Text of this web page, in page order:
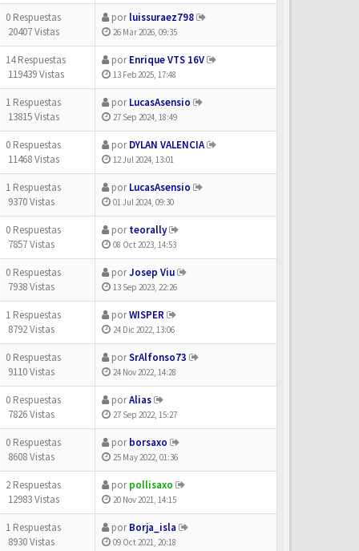
0 Respuestas
20407 Vistas
porluissuraez798
26 Mar 2026, 09:35
14 Respuestas
119439 Vistas
porEnrique VTS 16V
13 Feb 2025, 17:48
1 Respuestas
13815 Vistas
porLucasAsensio
27 Sep 2024, 18:49
0 Respuestas
11468 Vistas
porDYLAN VALENCIA
12 Jul 2024, 13:01
1 Respuestas
9370 Vistas
porLucasAsensio
01 Jul 2024, 09:30
0 Respuestas
7857 Vistas
porteorally
08 Oct 2023, 14:53
0 Respuestas
7938 Vistas
porJosep Viu
13 Sep 2023, 22:26
1 Respuestas
8792 Vistas
porWISPER
24 Dic 2022, 13:06
0 Respuestas
9110 Vistas
porSrAlfonso73
24 Nov 2022, 14:28
0 Respuestas
7826 Vistas
porAlias
27 Sep 2022, 15:27
0 Respuestas
8608 Vistas
porborsaxo
25 May 2022, 01:36
2 Respuestas
12983 Vistas
porpollisaxo
20 Nov 2021, 14:15
1 Respuestas
8930 Vistas
porBorja_isla
09 Oct 2021, 20:18